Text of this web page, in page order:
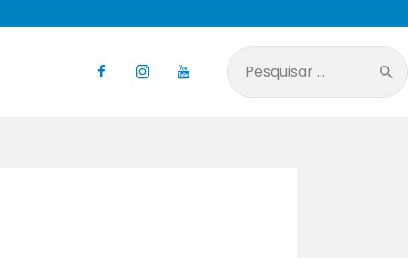
Pesquisar
por: